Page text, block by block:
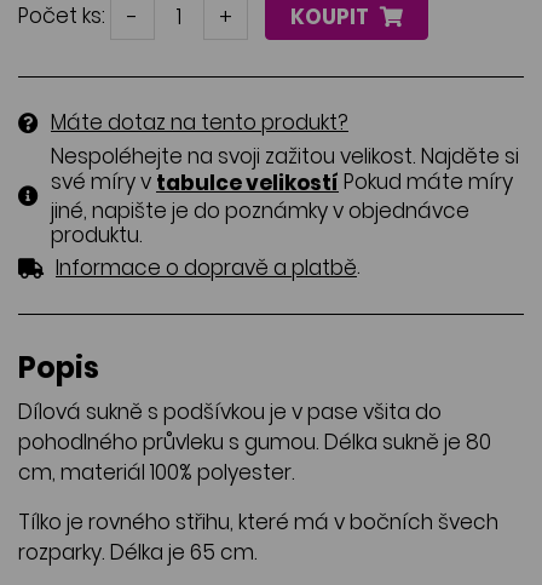
Počet ks: - + KOUPIT
Máte dotaz na tento produkt?
Nespoléhejte na svoji zažitou velikost. Najděte si
své míry v tabulce velikostí Pokud máte míry
jiné, napište je do poznámky v objednávce
produktu.
Informace o dopravě a platbě.
Popis
Dílová sukně s podšívkou je v pase všita do
pohodlného průvleku s gumou. Délka sukně je 80
cm, materiál 100% polyester.
Tílko je rovného střihu, které má v bočních švech
rozparky. Délka je 65 cm.